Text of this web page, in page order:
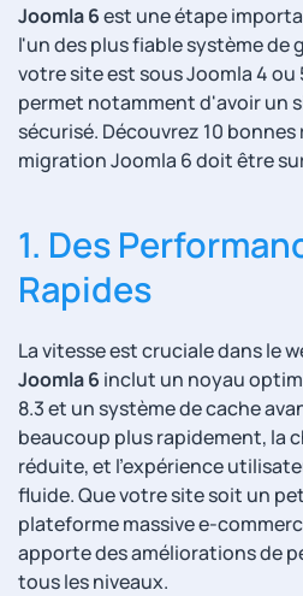
Joomla 6est une étape
l'un des plus fiable système de
votre site est sous Joomla 4 ou
permet notamment d'avoir un
sécurisé. Découvrez 10
migration Joomla 6 doit être
1. Des
Rapides
La vitesse est cruciale dans le
Joomla 6 inclut un noyau
8.3 et un système de cache
beaucoup plus rapidement, la
réduite, et l'expérience
fluide. Que votre site soit un
plateforme massive e-
apporte des améliorations de
tous les niveaux.